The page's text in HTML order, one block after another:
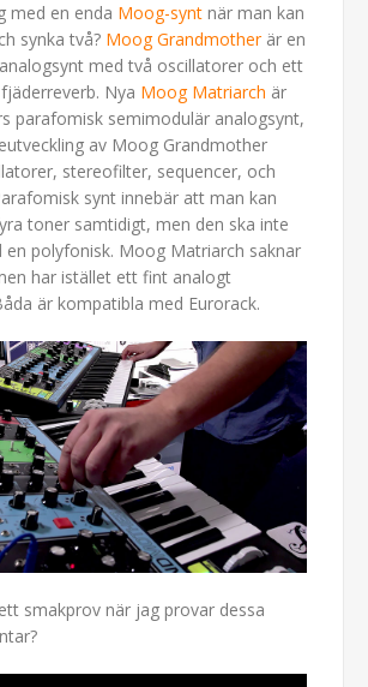
med en enda Moog-synt när man kan
synka två? Moog Grandmotherär en
med två oscillatorer och ett
Nya Moog Matriarch är
parafomisk semimodulär analogsynt,
av Moog Grandmother
stereofilter, sequencer, och
synt innebär att man kan
toner samtidigt, men den ska inte
en polyfonisk. Moog Matriarch saknar
har istället ett fint analogt
är kompatibla med Eurorack.
smakprov när jag provar dessa